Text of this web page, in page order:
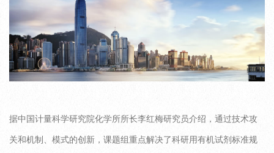
据中国计量科学研究院化学所所长李红梅研究员介绍，通过技术攻
关和机制、模式的创新，课题组重点解决了科研用有机试剂标准规